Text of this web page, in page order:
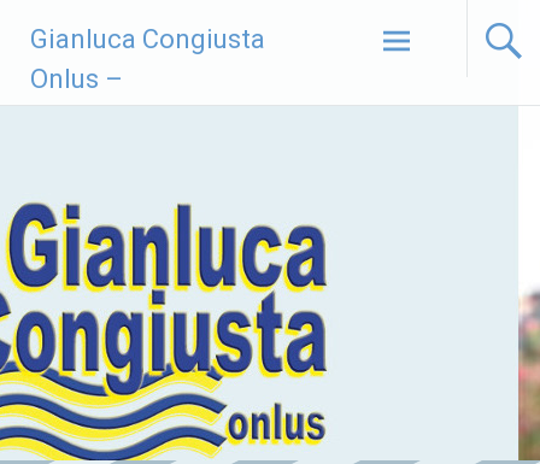
contenuto
Gianluca Congiusta
Onlus –